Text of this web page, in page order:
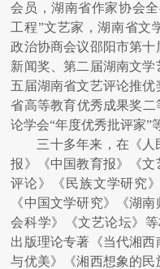
会员，湖南省作家协会
工程”文艺家，湖南省文
政治协商会议邵阳市第
新闻奖、第二届湖南文
五届湖南省文艺评论推
省高等教育优秀成果奖二
论学会“年度优秀批评家”
三十多年来，在《
报》《中国教育报》《
评论》《民族文学研究
《中国文学研究》《湖
会科学》《文艺论坛》
出版理论专著《当代湘
与优美》《湘西想象的